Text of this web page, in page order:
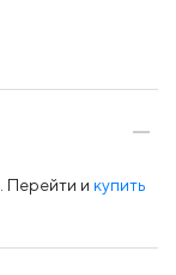
. Перейти и купить